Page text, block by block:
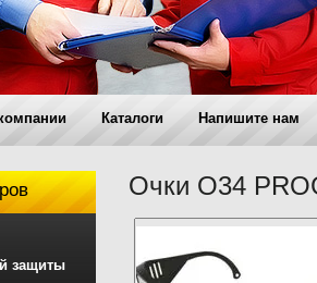
Каталоги Напишите нам
защиты
Очки О34